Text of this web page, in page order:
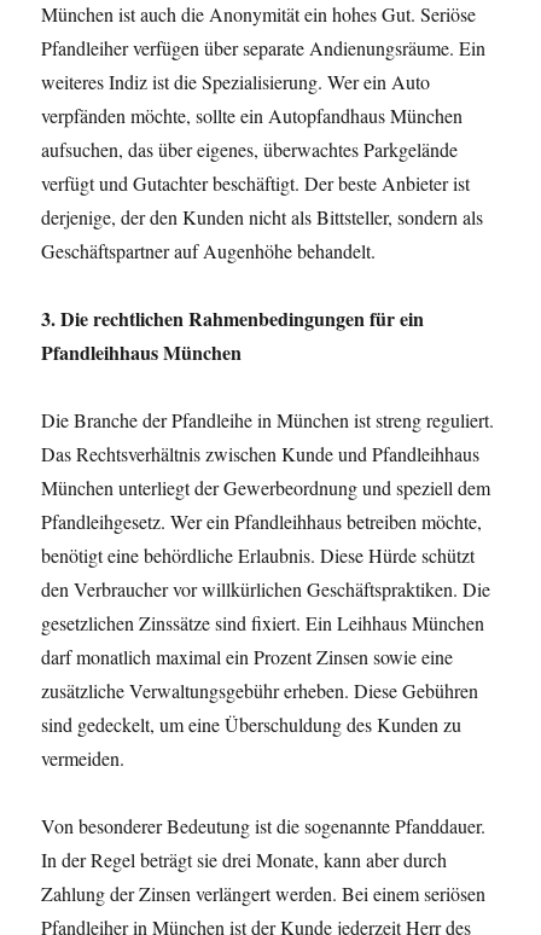
München ist auch die Anonymität ein hohes Gut. Seriöse
Pfandleiher verfügen über separate Andienungsräume. Ein
weiteres Indiz ist die Spezialisierung. Wer ein Auto
verpfänden möchte, sollte ein Autopfandhaus München
aufsuchen, das über eigenes, überwachtes Parkgelände
verfügt und Gutachter beschäftigt. Der beste Anbieter ist
derjenige, der den Kunden nicht als Bittsteller, sondern als
Geschäftspartner auf Augenhöhe behandelt.
3. Die rechtlichen Rahmenbedingungen für ein
Pfandleihhaus München
Die Branche der Pfandleihe in München ist streng reguliert.
Das Rechtsverhältnis zwischen Kunde und Pfandleihhaus
München unterliegt der Gewerbeordnung und speziell dem
Pfandleihgesetz. Wer ein Pfandleihhaus betreiben möchte,
benötigt eine behördliche Erlaubnis. Diese Hürde schützt
den Verbraucher vor willkürlichen Geschäftspraktiken. Die
gesetzlichen Zinssätze sind fixiert. Ein Leihhaus München
darf monatlich maximal ein Prozent Zinsen sowie eine
zusätzliche Verwaltungsgebühr erheben. Diese Gebühren
sind gedeckelt, um eine Überschuldung des Kunden zu
vermeiden.
Von besonderer Bedeutung ist die sogenannte Pfanddauer.
In der Regel beträgt sie drei Monate, kann aber durch
Zahlung der Zinsen verlängert werden. Bei einem seriösen
Pfandleiher in München ist der Kunde jederzeit Herr des